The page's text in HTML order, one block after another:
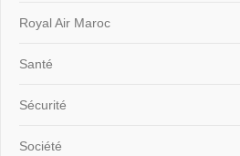
Royal Air Maroc
Santé
Sécurité
Société